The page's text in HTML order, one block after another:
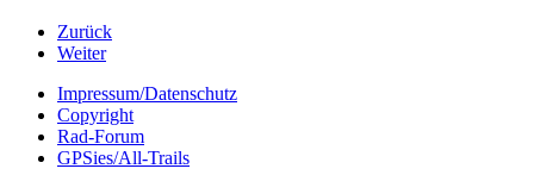
Zurück
Weiter
Impressum/Datenschutz
Copyright
Rad-Forum
GPSies/All-Trails